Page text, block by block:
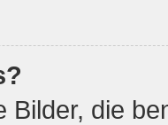
Bilder, die